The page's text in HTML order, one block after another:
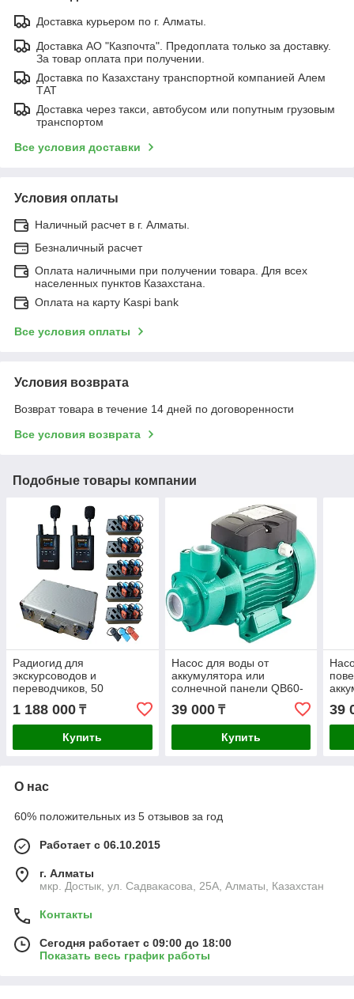
Доставка курьером по г. Алматы.
Доставка АО "Казпочта". Предоплата только за доставку.
За товар оплата при получении.
Доставка по Казахстану транспортной компанией Алем
ТАТ
Доставка через такси, автобусом или попутным грузовым
транспортом
Все условия доставки
Условия оплаты
Наличный расчет в г. Алматы.
Безналичный расчет
Оплата наличными при получении товара. Для всех
населенных пунктов Казахстана.
Оплата на карту Kaspi bank
Все условия оплаты
Условия возврата
Возврат товара в течение 14 дней по договоренности
Все условия возврата
Подобные товары компании
Радиогид для
экскурсоводов и
переводчиков, 50
приемников, 2
передатчика, 5 зарядных
станций, кейс
1 188 000 ₸
Купить
Насос для воды от
аккумулятора или
солнечной панели QB60-
12- 200Вт, 25м, 2,1 м3/ч,
12В
39 000₸
Купить
39
О нас
60% положительных из 5 отзывов за год
Работает с 06.10.2015
г. Алматы
мкр. Достык, ул. Садвакасова, 25А, Алматы, Казахстан
Контакты
Сегодня работает с 09:00 до 18:00
Показать весь график работы